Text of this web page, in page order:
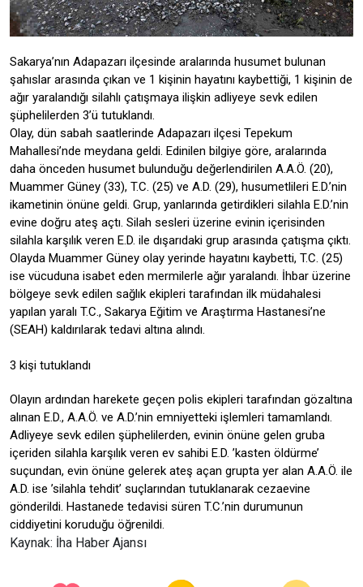
Sakarya’nın Adapazarı ilçesinde aralarında husumet bulunan
şahıslar arasında çıkan ve 1 kişinin hayatını kaybettiği, 1 kişinin de
ağır yaralandığı silahlı çatışmaya ilişkin adliyeye sevk edilen
şüphelilerden 3’ü tutuklandı.
Olay, dün sabah saatlerinde Adapazarı ilçesi Tepekum
Mahallesi’nde meydana geldi. Edinilen bilgiye göre, aralarında
daha önceden husumet bulunduğu değerlendirilen A.A.Ö. (20),
Muammer Güney (33), T.C. (25) ve A.D. (29), husumetlileri E.D.’nin
ikametinin önüne geldi. Grup, yanlarında getirdikleri silahla E.D.’nin
evine doğru ateş açtı. Silah sesleri üzerine evinin içerisinden
silahla karşılık veren E.D. ile dışarıdaki grup arasında çatışma çıktı.
Olayda Muammer Güney olay yerinde hayatını kaybetti, T.C. (25)
ise vücuduna isabet eden mermilerle ağır yaralandı. İhbar üzerine
bölgeye sevk edilen sağlık ekipleri tarafından ilk müdahalesi
yapılan yaralı T.C., Sakarya Eğitim ve Araştırma Hastanesi’ne
(SEAH) kaldırılarak tedavi altına alındı.
3 kişi tutuklandı
Olayın ardından harekete geçen polis ekipleri tarafından gözaltına
alınan E.D., A.A.Ö. ve A.D.’nin emniyetteki işlemleri tamamlandı.
Adliyeye sevk edilen şüphelilerden, evinin önüne gelen gruba
içeriden silahla karşılık veren ev sahibi E.D. ’kasten öldürme’
suçundan, evin önüne gelerek ateş açan grupta yer alan A.A.Ö. ile
A.D. ise ’silahla tehdit’ suçlarından tutuklanarak cezaevine
gönderildi. Hastanede tedavisi süren T.C.’nin durumunun
ciddiyetini koruduğu öğrenildi.
Kaynak: İha Haber Ajansı